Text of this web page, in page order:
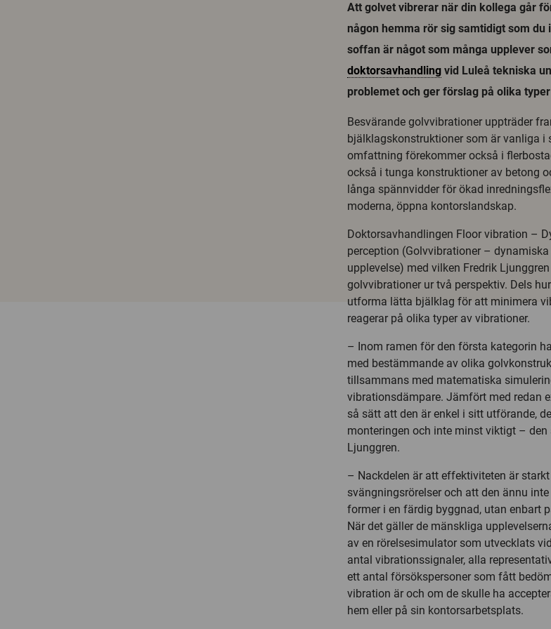
Att golvet vibrerar när din kollega går
någon hemma rör sig samtidigt som
soffan är något som många upplever
doktorsavhandling vid Luleå tekniska
problemet och ger förslag på olika
Besvärande golvvibrationer uppträder
bjälklagskonstruktioner som är vanliga i
omfattning förekommer också i
också i tunga konstruktioner av betong
långa spännvidder för ökad
moderna, öppna kontorslandskap.
Doktorsavhandlingen Floor vibration –
perception (Golvvibrationer –
upplevelse) med vilken Fredrik
golvvibrationer ur två perspektiv. Dels
utforma lätta bjälklag för att minimera
reagerar på olika typer av vibrationer.
– Inom ramen för den första kategorin
med bestämmande av olika
tillsammans med matematiska
vibrationsdämpare. Jämfört med redan
så sätt att den är enkel i sitt utförande,
monteringen och inte minst viktigt – den
Ljunggren.
– Nackdelen är att effektiviteten är
svängningsrörelser och att den ännu
former i en färdig byggnad, utan enbart
När det gäller de mänskliga
av en rörelsesimulator som utvecklats
antal vibrationssignaler, alla
ett antal försökspersoner som fått
vibration är och om de skulle ha
hem eller på sin kontorsarbetsplats.